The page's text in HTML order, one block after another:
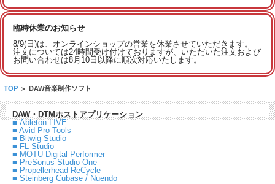
臨時休業のお知らせ
8/9(日)は、オンラインショップの営業を休業させていただきます。
注文については24時間受け付けておりますが、いただいた注文および
お問い合わせは8月10日以降に順次対応いたします。
TOP > DAW音楽制作ソフト
DAW・DTMホストアプリケーション
■ Ableton LIVE
■ Avid Pro Tools
■ Bitwig Studio
■ FL Studio
■ MOTU Digital Performer
■ PreSonus Studio One
■ Propellerhead ReCycle
■ Steinberg Cubase / Nuendo